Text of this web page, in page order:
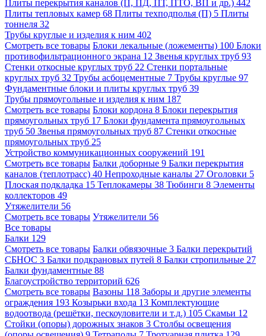
Плиты перекрытия каналов (П, ПД, ПТ, ПТО, ВП и др.) 442
Плиты тепловых камер 68 Плиты техподполья (П) 5 Плиты
тоннеля 32
Трубы круглые и изделия к ним 402
Смотреть все товары Блоки лекальные (ложементы) 100 Блоки
противофильтрационного экрана 12 Звенья круглых труб 93
Стенки откосные круглых труб 22 Стенки портальные
круглых труб 32 Трубы асбоцементные 7 Трубы круглые 97
Фундаментные блоки и плиты круглых труб 39
Трубы прямоугольные и изделия к ним 187
Смотреть все товары Блоки кордона 8 Блоки перекрытия
прямоугольных труб 17 Блоки фундамента прямоугольных
труб 50 Звенья прямоугольных труб 87 Стенки откосные
прямоугольных труб 25
Устройство коммуникационных сооружений 191
Смотреть все товары Балки доборные 9 Балки перекрытия
каналов (теплотрасс) 40 Непроходные каналы 27 Оголовки 5
Плоская подкладка 15 Теплокамеры 38 Тюбинги 8 Элементы
коллекторов 49
Утяжелители 56
Смотреть все товары Утяжелители 56
Все товары
Балки 129
Смотреть все товары Балки обвязочные 3 Балки перекрытий
СБНОС 3 Балки подкрановых путей 8 Балки стропильные 27
Балки фундаментные 88
Благоустройство территорий 626
Смотреть все товары Вазоны 118 Заборы и другие элементы
ограждения 193 Козырьки входа 13 Комплектующие
водоотвода (решётки, пескоуловители и т.д.) 105 Скамьи 12
Стойки (опоры) дорожных знаков 3 Столбы освещения